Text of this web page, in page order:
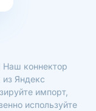
Наш коннектор
из Яндекс
импорт,
используйте